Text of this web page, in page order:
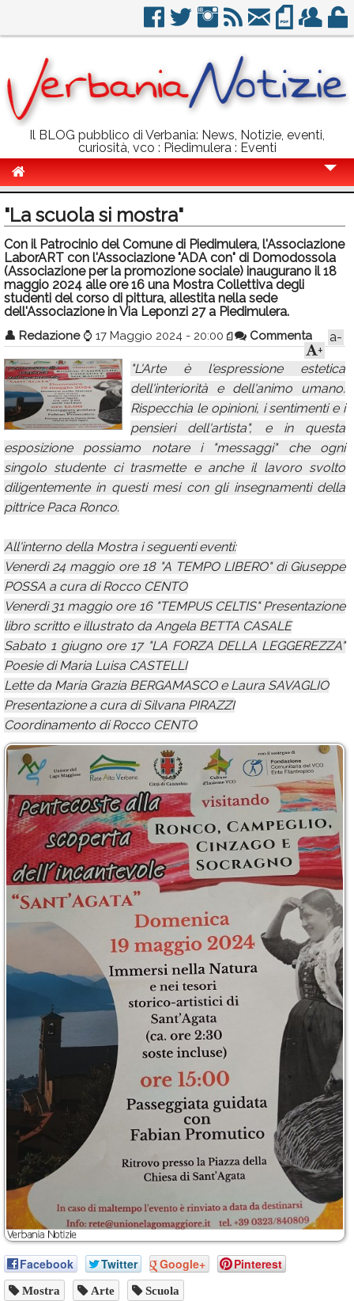
Il BLOG pubblico di Verbania: News, Notizie, eventi,
curiosità, vco : Piedimulera : Eventi
Politica
Sport
Eventi
Info Utili
Rubriche
Calendario
Annunci
"La scuola si mostra"
Con il Patrocinio del Comune di Piedimulera, l'Associazione
LaborART con l'Associazione "ADA con" di Domodossola
(Associazione per la promozione sociale) inaugurano il 18
maggio 2024 alle ore 16 una Mostra Collettiva degli
studenti del corso di pittura, allestita nella sede
dell'Associazione in Via Leponzi 27 a Piedimulera.
👤 Redazione ⌚ 17 Maggio 2024 - 20:00 Commenta
a-
+
"L'Arte è l'espressione estetica
dell'interiorità e dell'animo umano.
Rispecchia le opinioni, i sentimenti e i
pensieri dell'artista", e in questa
esposizione possiamo notare i "messaggi" che ogni
singolo studente ci trasmette e anche il lavoro svolto
diligentemente in questi mesi con gli insegnamenti della
pittrice Paca Ronco.
All'interno della Mostra i seguenti eventi:
Venerdì 24 maggio ore 18 "A TEMPO LIBERO" di Giuseppe
POSSA a cura di Rocco CENTO
Venerdì 31 maggio ore 16 "TEMPUS CELTIS" Presentazione
libro scritto e illustrato da Angela BETTA CASALE
Sabato 1 giugno ore 17 "LA FORZA DELLA LEGGEREZZA"
Poesie di Maria Luisa CASTELLI
Lette da Maria Grazia BERGAMASCO e Laura SAVAGLIO
Presentazione a cura di Silvana PIRAZZI
Coordinamento di Rocco CENTO
Facebook Twitter Google+ Pinterest
Mostra Arte Scuola